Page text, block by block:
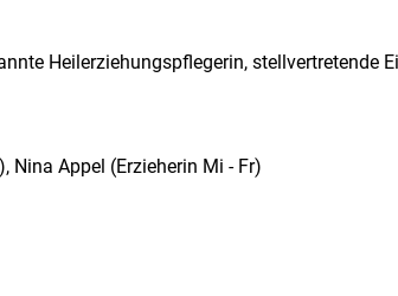
Heilerziehungspflegerin, stellvertretende
Nina Appel (Erzieherin Mi - Fr)